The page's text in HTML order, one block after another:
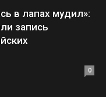
в лапах мудил»:
запись
0